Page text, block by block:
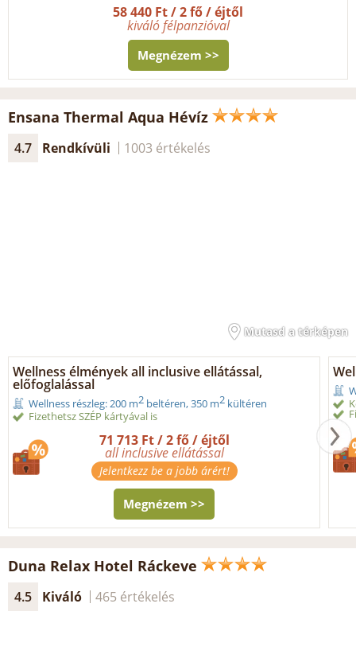
58 440 Ft / 2 fő / éjtől
kiváló félpanzióval
Megnézem >>
Ensana Thermal Aqua Hévíz
4.7 Rendkívüli 1003 értékelés
Mutasd a térképen
Wellness élmények all inclusive ellátással,
előfoglalással
Wellness részleg: 200 m2 beltéren, 350 m2 kültéren
Fizethetsz SZÉP kártyával is
71 713 Ft / 2 fő / éjtől
all inclusive ellátással
Jelentkezz be a jobb árért!
Megnézem >>
Duna Relax Hotel Ráckeve
4.5 Kiváló 465 értékelés